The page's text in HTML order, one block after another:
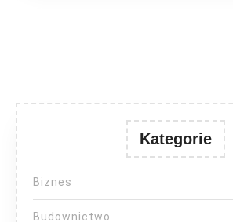
Kategorie
Biznes
Budownictwo